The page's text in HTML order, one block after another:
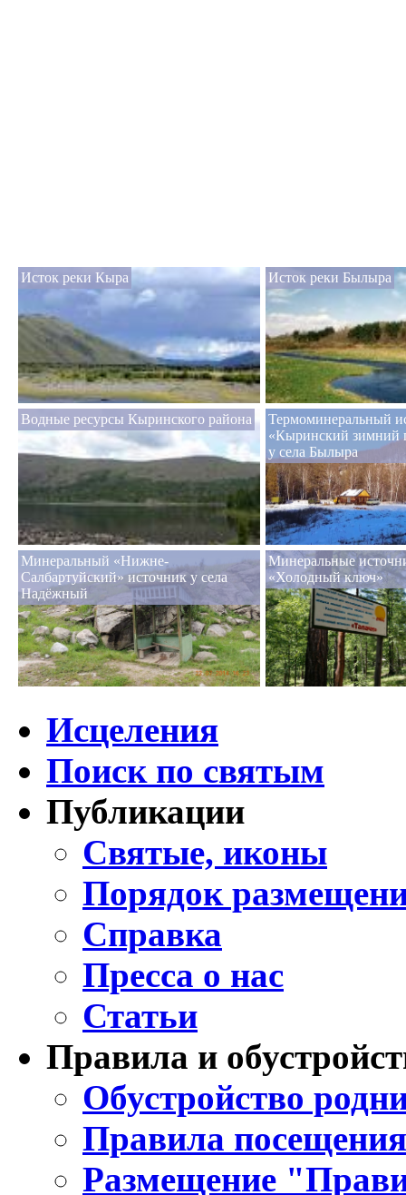
Исток реки Кыра Исток реки Былыра
Водные ресурсы Кыринского района
Термоминеральный
«Кыринский зимний
у села Былыра
Минеральный «Нижне-
Салбартуйский» источник у села
Надёжный
Минеральные
«Холодный ключ»
Исцеления
Поиск по святым
Публикации
Святые, иконы
Порядок
Справка
Пресса о нас
Статьи
Правила и
Обустройство
Правила
Размещение